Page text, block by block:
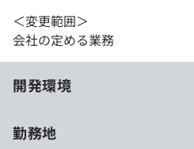
＜変更範囲＞
会社の定める業務
開発環境
勤務地